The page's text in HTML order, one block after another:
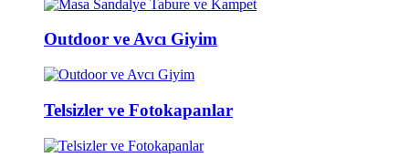
Outdoor ve Avcı Giyim
Telsizler ve Fotokapanlar